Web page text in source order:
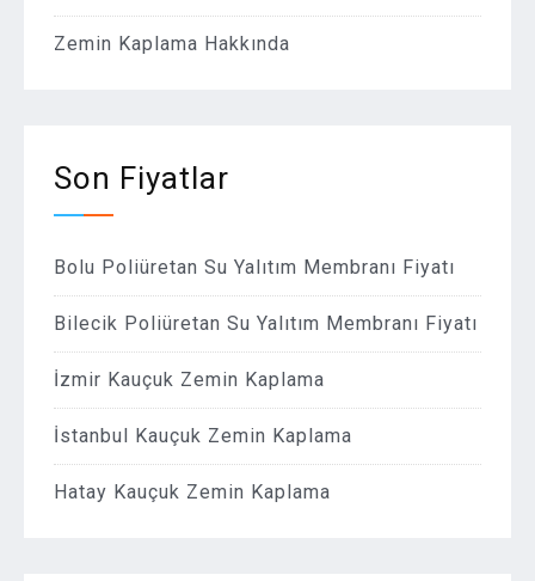
Zemin Kaplama Hakkında
Son Fiyatlar
Bolu Poliüretan Su Yalıtım Membranı Fiyatı
Bilecik Poliüretan Su Yalıtım Membranı Fiyatı
İzmir Kauçuk Zemin Kaplama
İstanbul Kauçuk Zemin Kaplama
Hatay Kauçuk Zemin Kaplama